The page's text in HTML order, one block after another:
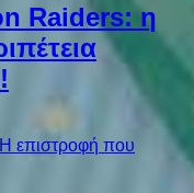
Raiders: η